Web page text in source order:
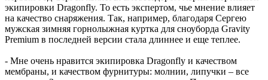
экипировки Dragonfly. То есть экспертом, чье мнение влияет
на качество снаряжения. Так, например, благодаря Сергею
мужская зимняя горнолыжная куртка для сноуборда Gravity
Premium в последней версии стала длиннее и еще теплее.
- Мне очень нравится экипировка Dragonfly и качеством
мембраны, и качеством фурнитуры: молнии, липучки – все